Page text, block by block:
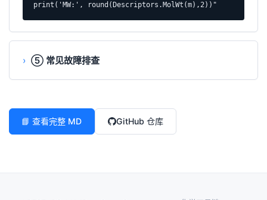
print('MW:', round(Descriptors.MolWt(m),2))"
⑤ 常见故障排查
📘 查看完整 MD GitHub 仓库